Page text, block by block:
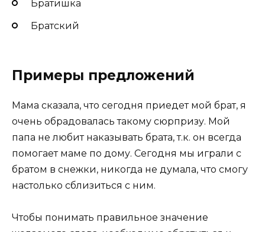
Братишка
Братский
Примеры предложений
Мама сказала, что сегодня приедет мой брат, я
очень обрадовалась такому сюрпризу. Мой
папа не любит наказывать брата, т.к. он всегда
помогает маме по дому. Сегодня мы играли с
братом в снежки, никогда не думала, что смогу
настолько сблизиться с ним.
Чтобы понимать правильное значение